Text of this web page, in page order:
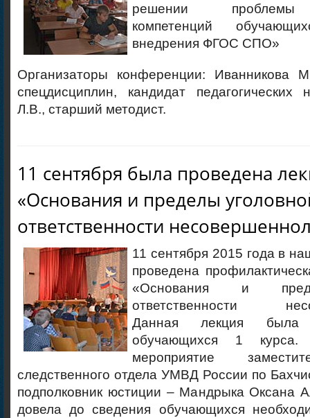
решении проблемы
компетенций
внедрения ФГОС СПО»
Организаторы конференции: Иванникова
спецдисциплин, кандидат педагогических
Л.В., старший методист.
11 сентября была проведена
«Основания и пределы
ответственности
11 сентября 2015 года в
проведена
«Основания и
ответственности
Данная лекция была
обучающихся 1 курса.
мероприятие
следственного отдела УМВД России по
подполковник юстиции – Мандрыка Оксана
довела до сведения обучающихся